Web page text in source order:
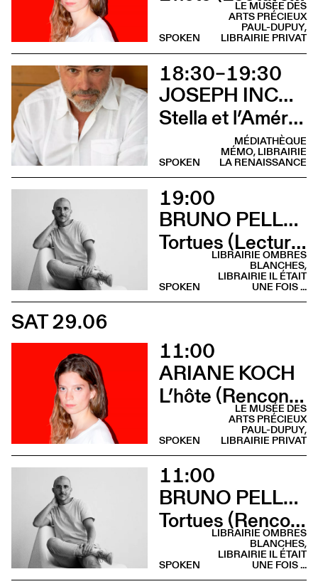
LE MUSÉE DES
ARTS PRÉCIEUX
PAUL-DUPUY,
LIBRAIRIE PRIVAT
SPOKEN
18:30–19:30
JOSEPH INCARDONA
Stella et l’Amérique (Rencontre)
MÉDIATHÈQUE
MÉMO, LIBRAIRIE
LA RENAISSANCE
SPOKEN
19:00
BRUNO PELLEGRINO
Tortues (Lecture - Librairie Il était une fois …)
LIBRAIRIE OMBRES
BLANCHES,
LIBRAIRIE IL ÉTAIT
UNE FOIS ...
SPOKEN
SAT 29.06
11:00
ARIANE KOCH
L’hôte (Rencontre - Librairie Privat)
LE MUSÉE DES
ARTS PRÉCIEUX
PAUL-DUPUY,
LIBRAIRIE PRIVAT
SPOKEN
11:00
BRUNO PELLEGRINO
Tortues (Rencontre - Librairie Ombres Blanches)
LIBRAIRIE OMBRES
BLANCHES,
LIBRAIRIE IL ÉTAIT
UNE FOIS ...
SPOKEN